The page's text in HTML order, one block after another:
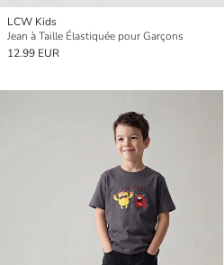
LCW Kids
Jean à Taille Élastiquée pour Garçons
12.99 EUR